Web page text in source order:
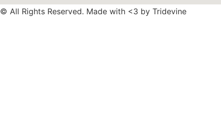
© All Rights Reserved. Made with <3 by Tridevine